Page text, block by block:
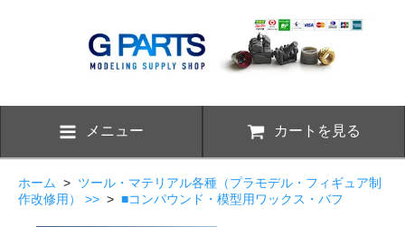
メニュー カートを見る
ホーム > ツール・マテリアル各種（プラモデル・フィギュア制
作改修用） >> > ■コンパウンド・模型用ワックス・バフ